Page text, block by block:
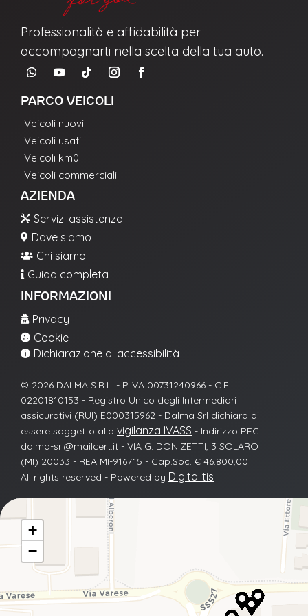
Alle attività di profilazione*
Acconsento
Non acconsento
attività di marketing*
Acconsento
Non acconsento
Richiesta inviata con successo.
La richiesta non è stata inviata, la
preghiamo di riprovare.
Professionalità e affidabilità per
accompagnarti nella scelta della tua auto.
PARCO VEICOLI
Veicoli nuovi
Veicoli usati
Veicoli km0
Veicoli commerciali
AZIENDA
 Servizi assistenza
 Dove siamo
 Chi siamo
 Guida completa
INFORMAZIONI
 Privacy
 Cookie
 Dichiarazione di accessibilità
© 2026 DALMA S.R.L. - P.IVA 00731240966 - C.F.
02201810153 - Registro Unico degli Intermediari
assicurativi (RUI) E000315962 - Dalma Srl dichiara di
essere soggetto alla vigilanza IVASS - Indirizzo PEC:
dalma-srl@mailcert.it - VIA G. DONIZETTI, 3 SOLARO
(MI) 20033 - REA MI-916715 - Cap.Soc. € 46.800,00
All rights reserved - Powered by Digitalitis
+
−